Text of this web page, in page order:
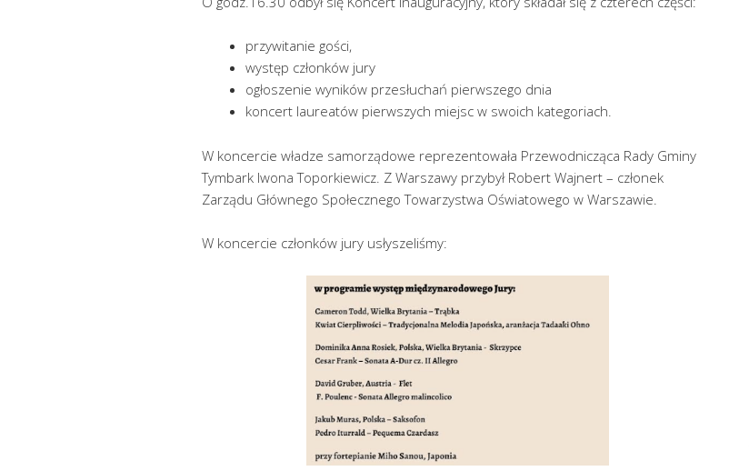
przywitanie gości,
występ członków jury
ogłoszenie wyników przesłuchań pierwszego dnia
koncert laureatów pierwszych miejsc w swoich kategoriach.
W koncercie władze samorządowe reprezentowała Przewodnicząca Rady Gminy
Tymbark Iwona Toporkiewicz. Z Warszawy przybył Robert Wajnert – członek
Zarządu Głównego Społecznego Towarzystwa Oświatowego w Warszawie.
W koncercie członków jury usłyszeliśmy: